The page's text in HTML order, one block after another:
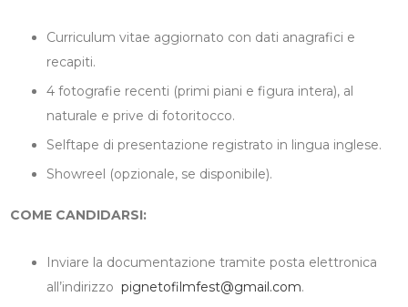
Curriculum vitae aggiornato con dati anagrafici e
recapiti.
4 fotografie recenti (primi piani e figura intera), al
naturale e prive di fotoritocco.
Selftape di presentazione registrato in lingua inglese.
Showreel (opzionale, se disponibile).
COME CANDIDARSI:
Inviare la documentazione tramite posta elettronica
all’indirizzopignetofilmfest@gmail.com.